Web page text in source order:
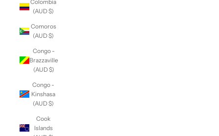
Colombia
(AUD $)
Comoros
(AUD $)
Congo -
Brazzaville
(AUD $)
Congo -
Kinshasa
(AUD $)
Cook
Islands